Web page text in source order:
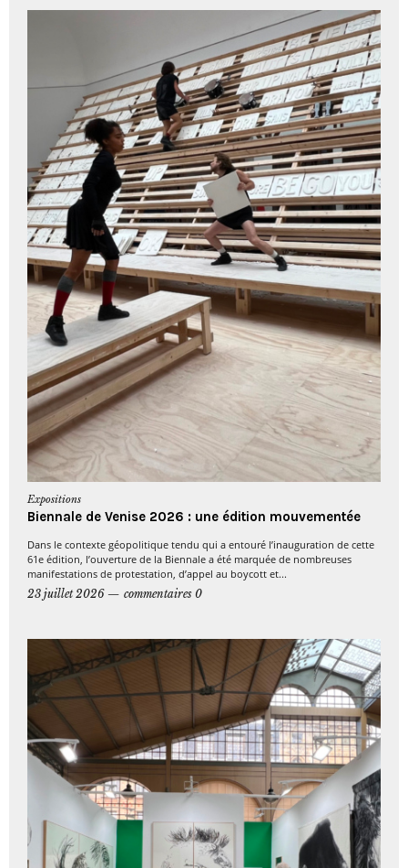
Expositions
Biennale de Venise 2026 : une édition mouvementée
Dans le contexte géopolitique tendu qui a entouré l’inauguration de cette
61e édition, l’ouverture de la Biennale a été marquée de nombreuses
manifestations de protestation, d’appel au boycott et...
23 juillet 2026
commentaires 0